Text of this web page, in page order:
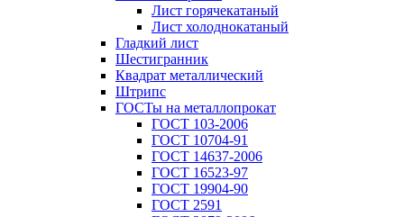
Лист горячекатаный
Лист холоднокатаный
Гладкий лист
Шестигранник
Квадрат металлический
Штрипс
ГОСТы на металлопрокат
ГОСТ 103-2006
ГОСТ 10704-91
ГОСТ 14637-2006
ГОСТ 16523-97
ГОСТ 19904-90
ГОСТ 2591